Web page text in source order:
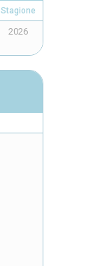
Stagione
2026